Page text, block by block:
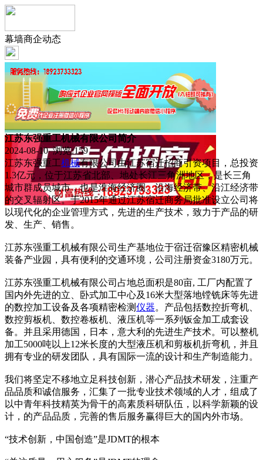
幕墙商企动态
江苏东强重工机械有限公司简介
2024-08-10 浏览:159
江苏东强重工机械有限公司由江苏宿迁招商引资项目，总投资
1.3亿元，位于江苏省北部、地处长江三角洲地区，是长三角
城市群成员城市，也是淮海经济圈、沿海经济带、沿江经济带
的交叉辐射区。于2015年通过江苏宿迁商务局批准设立公司将
以现代化的企业管理方式，先进的生产技术，致力于产品的研
发、生产、销售。
江苏东强重工机械有限公司生产基地位于宿迁宿豫区精密机械
装备产业园，具有便利的交通环境，公司注册资金3180万元。
江苏东强重工机械有限公司占地总面积是80亩, 工厂内配置了
国内外先进的立、卧式加工中心及16米大型落地镗铣床等先进
的数控加工设备及各项精密检测仪器。产品包括数控折弯机、
数控剪板机、数控卷板机、液压机等一系列钣金加工成套设
备。并且采用德国，日本，意大利的先进生产技术。可以整机
加工5000吨以上12米长度的大型液压机和剪板机折弯机，并且
拥有专业的研发团队，具有国际一流的设计和生产制造能力。
我们将坚定不移地立足科技创新，潜心产品技术研发，注重产
品品质和诚信服务，汇集了一批专业技术领域的人才，组成了
以中青年科技精英为骨干的高素质科研队伍，以科学新颖的设
计，的产品品质，完善的售后服务赢得巨大的国内外市场。
“技术创新，中国创造”是JDMT的根本